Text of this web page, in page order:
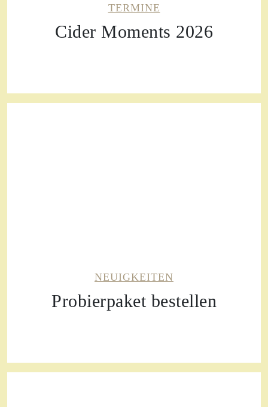
TERMINE
Cider Moments 2026
NEUIGKEITEN
Probierpaket bestellen